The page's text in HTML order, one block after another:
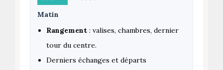
Matin
Rangement : valises, chambres, dernier
tour du centre.
Derniers échanges et départs